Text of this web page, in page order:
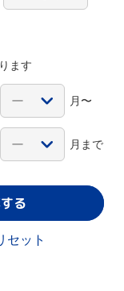
ます
月〜
月まで
る
セット